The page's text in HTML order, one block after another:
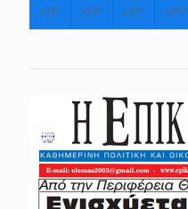
+25° +25° +25° +25°